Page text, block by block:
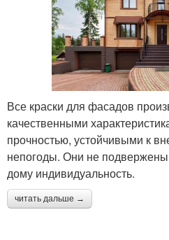
Все краски для фасадов
качественными
прочностью, устойчивыми к
непогоды. Они не
дому индивидуальность.
читать дальше →